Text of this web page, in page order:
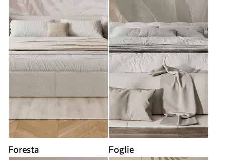
Foresta Foglie